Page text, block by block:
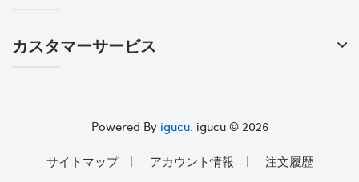
カスタマーサービス
Powered By igucu. igucu © 2026
サイトマップ
アカウント情報 注文履歴